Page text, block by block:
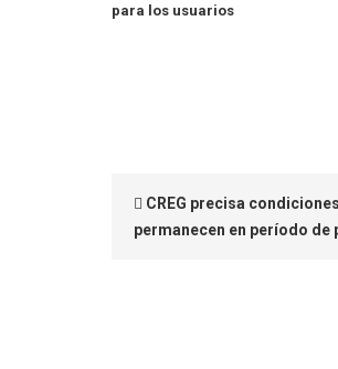
para los usuarios
CREG precisa
permanecen en período de